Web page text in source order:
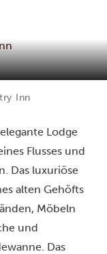
Inn
Lodge
Flusses und
Das luxuriöse
alten Gehöfts
Möbeln
und
Das